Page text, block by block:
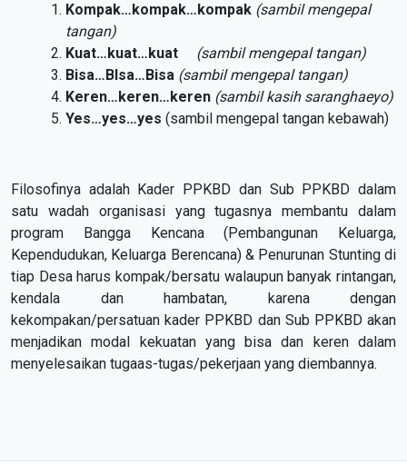
Kompak…kompak…kompak (sambil mengepal
tangan)
Kuat…kuat…kuat
(sambil mengepal tangan)
Bisa…BIsa…Bisa (sambil mengepal tangan)
Keren…keren…keren (sambil kasih saranghaeyo)
Yes…yes…yes (sambil mengepal tangan kebawah)
Filosofinya adalah Kader PPKBD dan Sub PPKBD dalam
satu wadah organisasi yang tugasnya membantu dalam
program Bangga Kencana (Pembangunan Keluarga,
Kependudukan, Keluarga Berencana) & Penurunan Stunting di
tiap Desa harus kompak/bersatu walaupun banyak rintangan,
kendala dan hambatan, karena dengan
kekompakan/persatuan kader PPKBD dan Sub PPKBD akan
menjadikan modal kekuatan yang bisa dan keren dalam
menyelesaikan tugaas-tugas/pekerjaan yang diembannya.